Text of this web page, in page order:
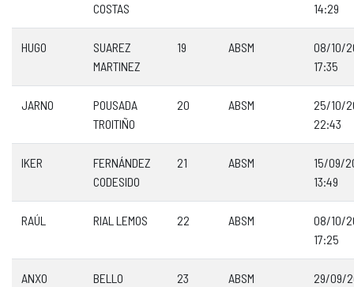
COSTAS
14:29
HUGO
SUAREZ
MARTINEZ
19 ABSM
08/10/
17:35
JARNO
POUSADA
TROITIÑO
20 ABSM
25/10/
22:43
IKER
FERNÁNDEZ
CODESIDO
21 ABSM
15/09/
13:49
RAÚL RIAL LEMOS 22 ABSM
08/10/
17:25
ANXO BELLO 23 ABSM 29/09/